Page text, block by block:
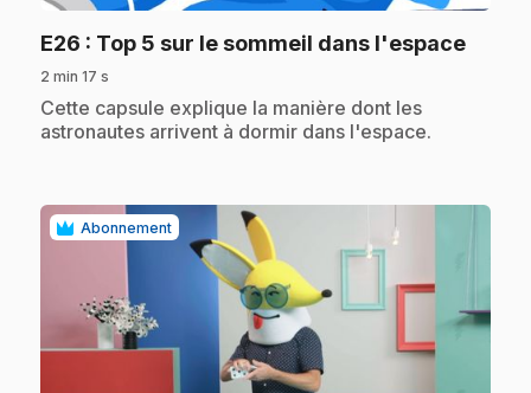
E26 : Top 5 sur le sommeil dans l'espace.
2 min 17 s
.Cette capsule explique la manière dont les
astronautes arrivent à dormir dans l'espace.
Abonnement